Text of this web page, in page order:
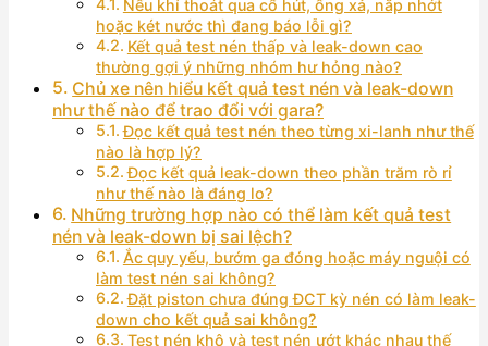
Nếu khí thoát qua cổ hút, ống xả, nắp nhớt
hoặc két nước thì đang báo lỗi gì?
Kết quả test nén thấp và leak-down cao
thường gợi ý những nhóm hư hỏng nào?
Chủ xe nên hiểu kết quả test nén và leak-down
như thế nào để trao đổi với gara?
Đọc kết quả test nén theo từng xi-lanh như thế
nào là hợp lý?
Đọc kết quả leak-down theo phần trăm rò rỉ
như thế nào là đáng lo?
Những trường hợp nào có thể làm kết quả test
nén và leak-down bị sai lệch?
Ắc quy yếu, bướm ga đóng hoặc máy nguội có
làm test nén sai không?
Đặt piston chưa đúng ĐCT kỳ nén có làm leak-
down cho kết quả sai không?
Test nén khô và test nén ướt khác nhau thế